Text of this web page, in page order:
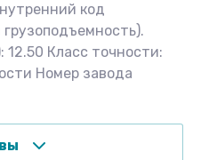
код
12.50 Класс точности:
Номер завода